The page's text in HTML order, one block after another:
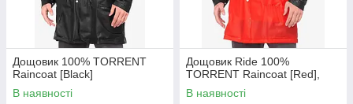
Дощовик 100% TORRENT
Raincoat [Black]
В наявності
Дощовик Ride 100%
TORRENT Raincoat [Red],
В наявності